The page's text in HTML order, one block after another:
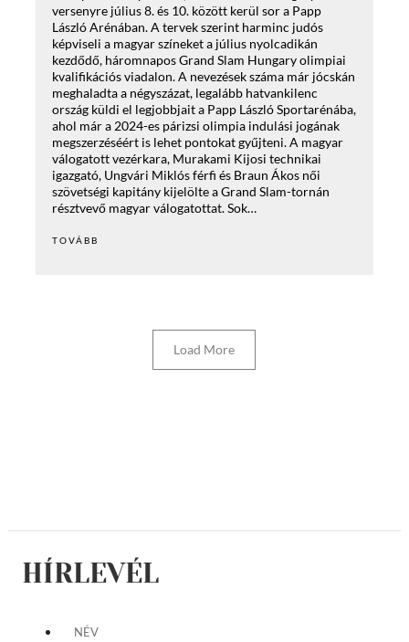
versenyre július 8. és 10. között kerül sor a Papp
László Arénában. A tervek szerint harminc judós
képviseli a magyar színeket a július nyolcadikán
kezdődő, háromnapos Grand Slam Hungary olimpiai
kvalifikációs viadalon. A nevezések száma már jócskán
meghaladta a négyszázat, legalább hatvankilenc
ország küldi el legjobbjait a Papp László Sportarénába,
ahol már a 2024-es párizsi olimpia indulási jogának
megszerzéséért is lehet pontokat gyűjteni. A magyar
válogatott vezérkara, Murakami Kijosi technikai
igazgató, Ungvári Miklós férfi és Braun Ákos női
szövetségi kapitány kijelölte a Grand Slam-tornán
résztvevő magyar válogatottat. Sok…
TOVÁBB
Load More
HÍRLEVÉL